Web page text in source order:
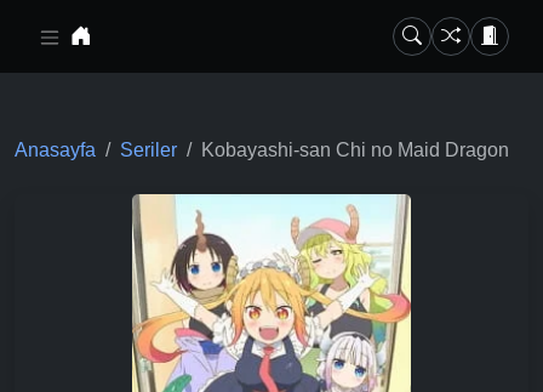
Anasayfa Seriler Kobayashi-san Chi no Maid Dragon